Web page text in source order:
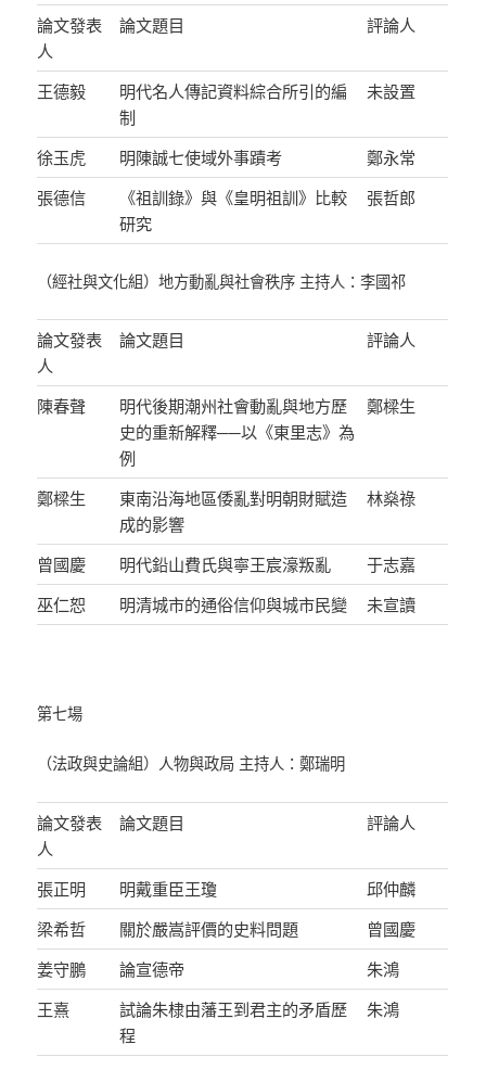
論文發表
人
論文題目 評論人
王德毅
明代名人傳記資料綜合所引的編
制
未設置
徐玉虎 明陳誠七使域外事蹟考
鄭永常
張德信
《祖訓錄》與《皇明祖訓》比較
研究
張哲郎
（經社與文化組）地方動亂與社會秩序 主持人：李國祁
論文發表
人
論文題目 評論人
陳春聲
明代後期潮州社會動亂與地方歷
史的重新解釋──以《東里志》為
例
鄭樑生
鄭樑生
東南沿海地區倭亂對明朝財賦造
成的影響
林燊祿
曾國慶 明代鉛山費氏與寧王宸濠叛亂
于志嘉
巫仁恕
明清城市的通俗信仰與城市民變 未宣讀
第七場
（法政與史論組）人物與政局 主持人：鄭瑞明
論文發表
人
論文題目 評論人
張正明 明戴重臣王瓊
邱仲麟
梁希哲
關於嚴嵩評價的史料問題
曾國慶
姜守鵬
論宣德帝
朱鴻
王熹
試論朱棣由藩王到君主的矛盾歷
程
朱鴻